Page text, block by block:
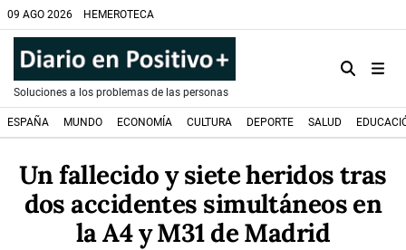
09 AGO 2026 HEMEROTECA
Soluciones a los problemas de las personas
ESPAÑA MUNDO ECONOMÍA CULTURA DEPORTE SALUD
Un fallecido y siete heridos tras
dos accidentes simultáneos en
la A4 y M31 de Madrid